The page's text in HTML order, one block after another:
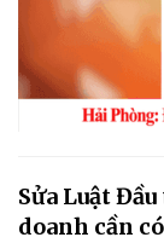
Sửa Luật
doanh cần